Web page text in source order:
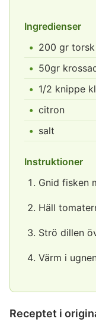
Ingredienser
200 gr
50gr
1/2 knippe
citron
salt
Instruktioner
Gnid fisken
Häll
Strö dillen
Värm i
Receptet i